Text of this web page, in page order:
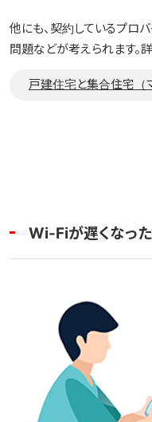
他にも、契約しているプロ
問題などが考えられます。
戸建住宅と集合住宅（
Wi-Fiが遅くなっ